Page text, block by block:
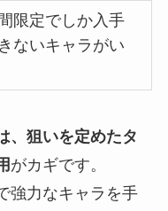
限定でしか入手
ないキャラがい
、狙いを定めたタ
がカギです。
強力なキャラを手